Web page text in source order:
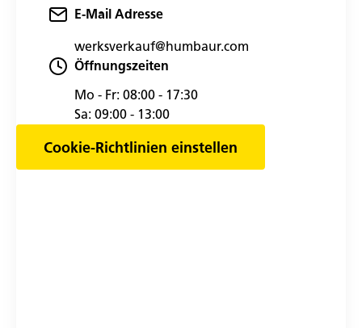
E-Mail Adresse
werksverkauf@humbaur.com
Öffnungszeiten
Mo - Fr: 08:00 - 17:30
Sa: 09:00 - 13:00
Cookie-Richtlinien einstellen